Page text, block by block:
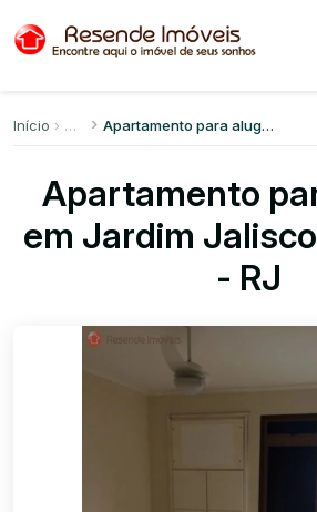
Início Apartamento para alugar em Jardim Jalisco
Apartamento
em Jardim
- RJ